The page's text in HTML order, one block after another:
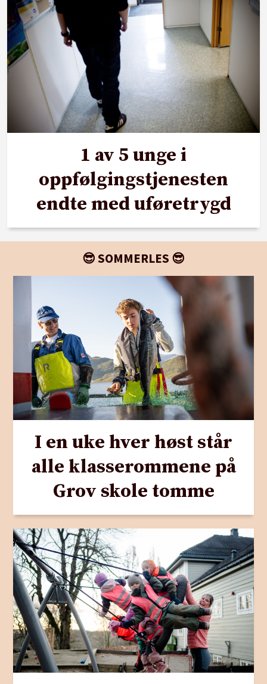
1 av 5 unge i
oppfølgingstjenesten
endte med uføretrygd
😎 SOMMERLES 😎
I en uke hver høst står
alle klasserommene på
Grov skole tomme